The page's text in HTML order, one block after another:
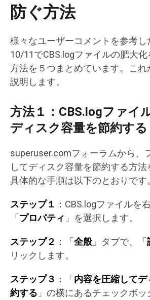
防ぐ方法
様々なユーザーコメントを参考
10/11でCBS.logファイルの肥大
方法を５つまとめています。これ
説明します。
方法１：CBS.logファイ
ディスク容量を節約する
superuser.comフォーラムから、
してディスク容量を節約する方法
具体的な手順は以下のとおりです
ステップ１ ：CBS.logファイルを
「プロパティ 」を選択します。
ステップ２ ：「全般 」タブで、「
リックします。
ステップ３ ：「内容を圧縮して
約する 」の横にあるチェックボ